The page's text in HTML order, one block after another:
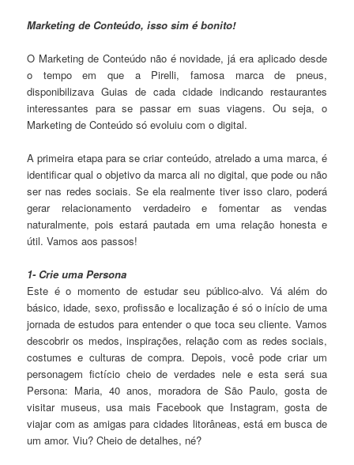
Marketing de Conteúdo, isso sim é bonito!
O Marketing de Conteúdo não é novidade, já era aplicado desde
o tempo em que a Pirelli, famosa marca de pneus,
disponibilizava Guias de cada cidade indicando restaurantes
interessantes para se passar em suas viagens. Ou seja, o
Marketing de Conteúdo só evoluiu com o digital.
A primeira etapa para se criar conteúdo, atrelado a uma marca, é
identificar qual o objetivo da marca ali no digital, que pode ou não
ser nas redes sociais. Se ela realmente tiver isso claro, poderá
gerar relacionamento verdadeiro e fomentar as vendas
naturalmente, pois estará pautada em uma relação honesta e
útil. Vamos aos passos!
1- Crie uma Persona
Este é o momento de estudar seu público-alvo. Vá além do
básico, idade, sexo, profissão e localização é só o início de uma
jornada de estudos para entender o que toca seu cliente. Vamos
descobrir os medos, inspirações, relação com as redes sociais,
costumes e culturas de compra. Depois, você pode criar um
personagem fictício cheio de verdades nele e esta será sua
Persona: Maria, 40 anos, moradora de São Paulo, gosta de
visitar museus, usa mais Facebook que Instagram, gosta de
viajar com as amigas para cidades litorâneas, está em busca de
um amor. Viu? Cheio de detalhes, né?